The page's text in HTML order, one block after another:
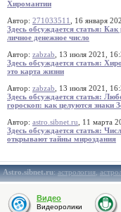
Хиромантии
Автор: 271033511
, 16 января
Здесь обсуждается статья: Как
личное денежное число
Автор: zabzab , 13 июля 2021,
Здесь обсуждается статья:
это карта жизни
Автор: zabzab , 13 июля 2021,
Здесь обсуждается статья:
гороскоп: как целуются знаки
Автор: astro.sibnet.ru , 11 марта
Здесь обсуждается статья:
открывают тайны мироздания
Astro.sibnet.ru:астрология,
Видео
Видеоролики